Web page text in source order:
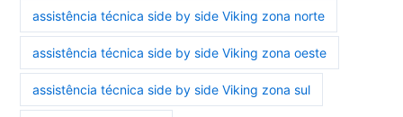
assistência técnica side by side Viking zona norte
assistência técnica side by side Viking zona oeste
assistência técnica side by side Viking zona sul